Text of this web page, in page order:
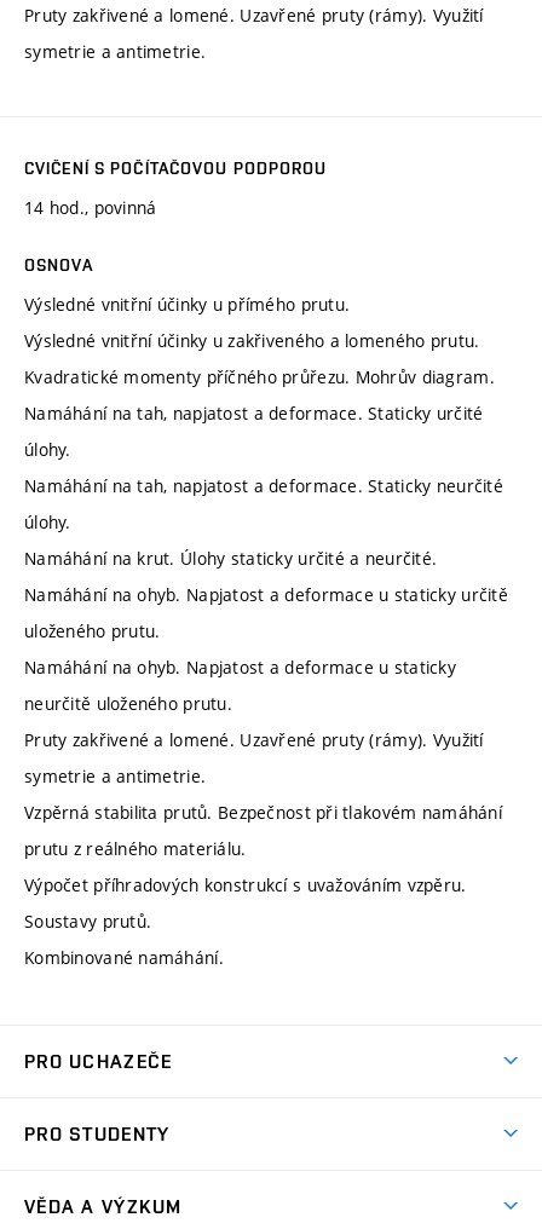
Pruty zakřivené a lomené. Uzavřené pruty (rámy). Využití
symetrie a antimetrie.
CVIČENÍ S POČÍTAČOVOU PODPOROU
14 hod., povinná
OSNOVA
Výsledné vnitřní účinky u přímého prutu.
Výsledné vnitřní účinky u zakřiveného a lomeného prutu.
Kvadratické momenty příčného průřezu. Mohrův diagram.
Namáhání na tah, napjatost a deformace. Staticky určité
úlohy.
Namáhání na tah, napjatost a deformace. Staticky neurčité
úlohy.
Namáhání na krut. Úlohy staticky určité a neurčité.
Namáhání na ohyb. Napjatost a deformace u staticky určitě
uloženého prutu.
Namáhání na ohyb. Napjatost a deformace u staticky
neurčitě uloženého prutu.
Pruty zakřivené a lomené. Uzavřené pruty (rámy). Využití
symetrie a antimetrie.
Vzpěrná stabilita prutů. Bezpečnost při tlakovém namáhání
prutu z reálného materiálu.
Výpočet příhradových konstrukcí s uvažováním vzpěru.
Soustavy prutů.
Kombinované namáhání.
PRO UCHAZEČE
Ambasadoři studia
PRO STUDENTY
VĚDA A VÝZKUM